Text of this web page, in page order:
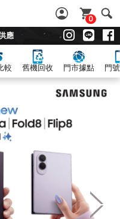
0
應
較 舊機回收 門市據點 門